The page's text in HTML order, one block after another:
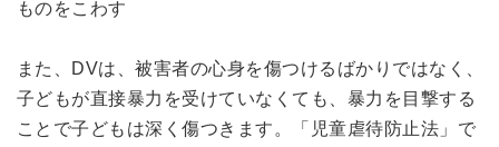
ものをこわす
また、DVは、被害者の心身を傷つけるばかりではなく、
子どもが直接暴力を受けていなくても、暴力を目撃する
ことで子どもは深く傷つきます。「児童虐待防止法」で